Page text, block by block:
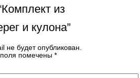
из
и кулона”
не будет опубликован.
помечены *